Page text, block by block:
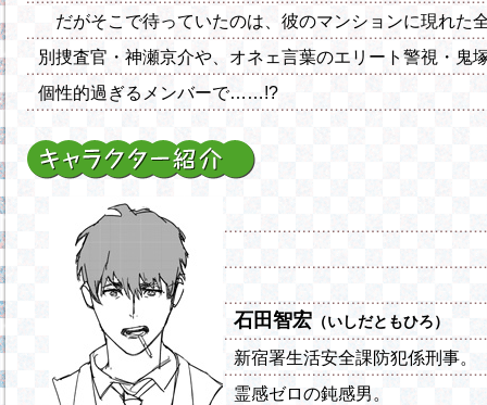
だがそこで待っていたのは、彼のマンションに現れた
別捜査官・神瀬京介や、オネェ言葉のエリート警視・鬼
個性的過ぎるメンバーで……!?
石田智宏 （いしだともひろ）
新宿署生活安全課防犯係刑事。
霊感ゼロの鈍感男。